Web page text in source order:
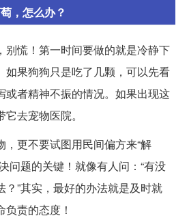
，怎么办？
别慌！第一时间要做的就是冷静下
如果狗狗只是吃了几颗，可以先看
或者精神不振的情况。如果出现这
去宠物医院。
更不要试图用民间偏方来“解
问题的关键！就像有人问：“有没
”其实，最好的办法就是及时就
责的态度！